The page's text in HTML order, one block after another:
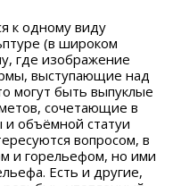
к одному виду
(в широком
где изображение
выступающие над
могут быть выпуклые
сочетающие в
и объёмной статуи
вопросом, в
и горельефом, но ими
Есть и другие,